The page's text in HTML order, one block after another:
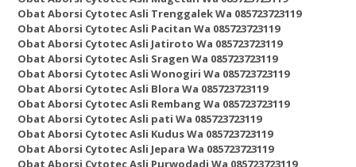
Obat Aborsi Cytotec Asli Trenggalek Wa 085723723119
Obat Aborsi Cytotec Asli Pacitan Wa 085723723119
Obat Aborsi Cytotec Asli Jatiroto Wa 085723723119
Obat Aborsi Cytotec Asli Sragen Wa 085723723119
Obat Aborsi Cytotec Asli Wonogiri Wa 085723723119
Obat Aborsi Cytotec Asli Blora Wa 085723723119
Obat Aborsi Cytotec Asli Rembang Wa 085723723119
Obat Aborsi Cytotec Asli pati Wa 085723723119
Obat Aborsi Cytotec Asli Kudus Wa 085723723119
Obat Aborsi Cytotec Asli Jepara Wa 085723723119
Obat Aborsi Cytotec Asli Purwodadi Wa 085723723119